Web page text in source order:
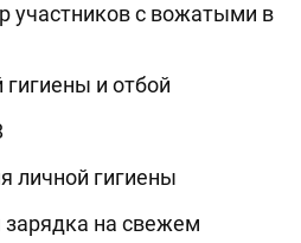
участников с вожатыми в
и отбой
личной гигиены
на свежем